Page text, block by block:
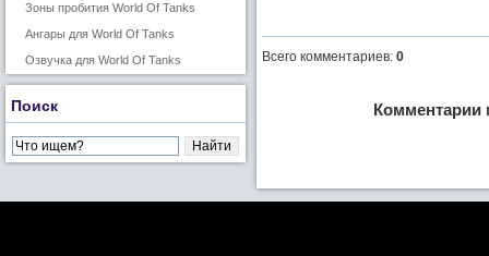
Зоны пробития World Of Tanks
Ангары для World Of Tanks
Озвучка для World Of Tanks
Поиск
Всего комментариев: 0
Комментарии